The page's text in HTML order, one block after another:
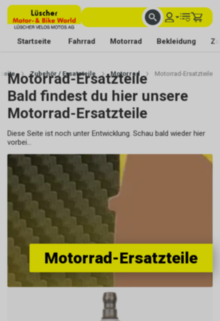
Startseite Fahrrad Motorrad Bekleidung
Zubehör / Ersatzteile Motorrad Motorrad-Ersatzteile
Motorrad-Ersatzteile
Bald findest du hier unsere
Motorrad-Ersatzteile
Diese Seite ist noch unter Entwicklung. Schau bald wieder hier
vorbei...
Motorrad-Ersatzteile